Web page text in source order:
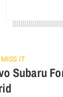
IT
Subaru